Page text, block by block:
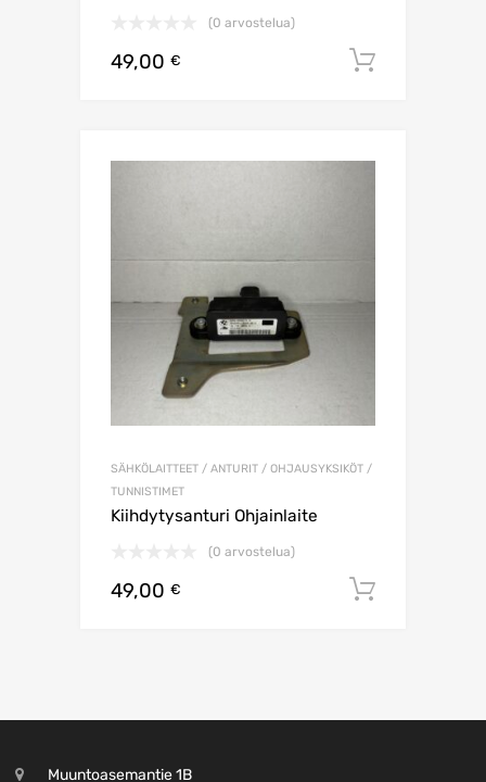
(0 arvostelua)
49,00 €
SÄHKÖLAITTEET / ANTURIT / OHJAUSYKSIKÖT /
TUNNISTIMET
Kiihdytysanturi Ohjainlaite
(0 arvostelua)
49,00 €
Muuntoasemantie 1B